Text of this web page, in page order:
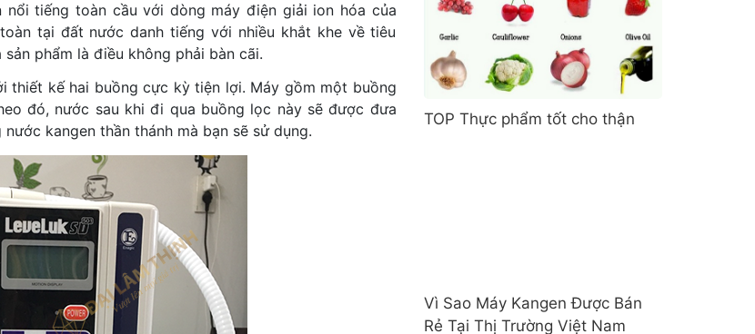
tiếng toàn cầu với dòng máy điện giải ion hóa của
tại đất nước danh tiếng với nhiều khắt khe về tiêu
phẩm là điều không phải bàn cãi.
thiết kế hai buồng cực kỳ tiện lợi. Máy gồm một buồng
đó, nước sau khi đi qua buồng lọc này sẽ được đưa
kangen thần thánh mà bạn sẽ sử dụng.
TOP Thực phẩm tốt cho thận
Vì Sao Máy Kangen Được Bán
Rẻ Tại Thị Trường Việt Nam